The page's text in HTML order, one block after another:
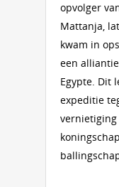
opvolger
Mattanja,
kwam in
een
Egypte. Dit
expeditie
vernietiging